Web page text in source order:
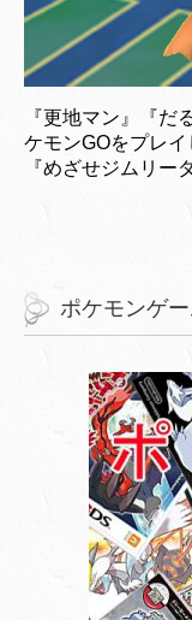
『更地マン』『
ケモンGOをプレ
『めざせジムリー
ポケモンゲ